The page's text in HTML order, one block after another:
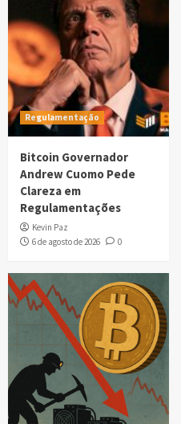
Regulamentação
Bitcoin Governador
Andrew Cuomo Pede
Clareza em
Regulamentações
Kevin Paz
6 de agosto de 2026
0